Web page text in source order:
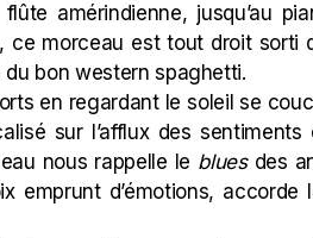
amérindienne, jusqu’au
morceau est tout droit sorti
bon western spaghetti.
en regardant le soleil se
sur l’afflux des sentiments
nous rappelle le blues des
emprunt d’émotions, accorde